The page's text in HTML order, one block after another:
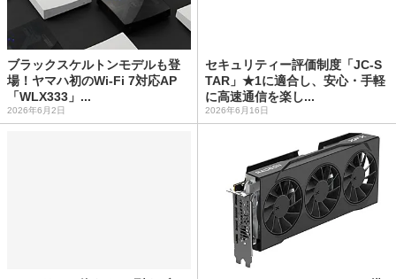
ブラックスケルトンモデルも登
場！ヤマハ初のWi-Fi 7対応AP
「WLX333」...
2026年6月2日
セキュリティー評価制度「JC-S
TAR」★1に適合し、安心・手軽
に高速通信を楽し...
2026年6月16日